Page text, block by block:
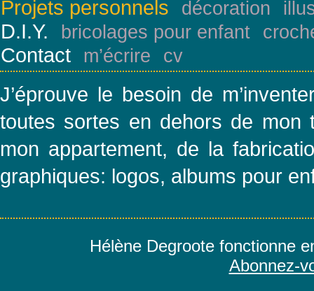
Projets personnels décoration
D.I.Y. bricolages pour enfant
Contact m’écrire cv
J’éprouve le besoin de
toutes sortes en dehors de mon
mon appartement, de la
graphiques: logos, albums pour
Hélène Degroote fonctionne
Abonnez-